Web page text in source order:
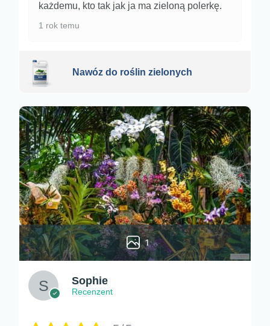
każdemu, kto tak jak ja ma zieloną polerkę.
1 rok temu
Nawóz do roślin zielonych
1
Sophie
Recenzent